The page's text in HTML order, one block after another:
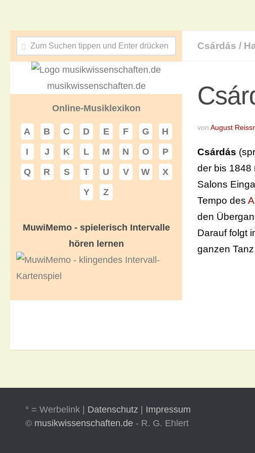
Csárdás /
von August
Csárdás
der bis 1848
Salons
Tempo des
den
Darauf folgt
ganzen
musikwissenschaften.de
Online-Musiklexikon
A B C D E F G
H
I
J K L M N O
P
Q
R S T U V W
X
Y
Z
MuwiMemo - spielerisch Intervalle
hören lernen
° = Werbelink | Datenschutz
Impressum
© musikwissenschaften.de - R. G. Ehlert